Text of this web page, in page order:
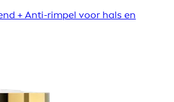
+ Anti-rimpel voor hals en